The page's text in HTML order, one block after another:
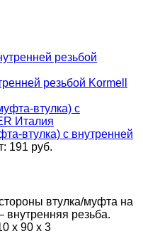
резьбой Kormell
втулка) с внутренней
191 руб.
втулка/муфта на
внутренняя резьба.